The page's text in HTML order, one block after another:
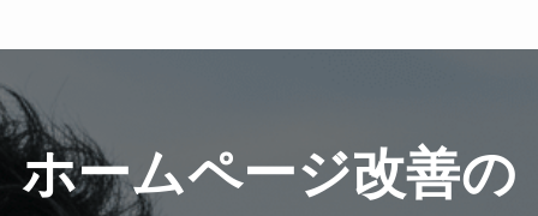
ホームページ改善の